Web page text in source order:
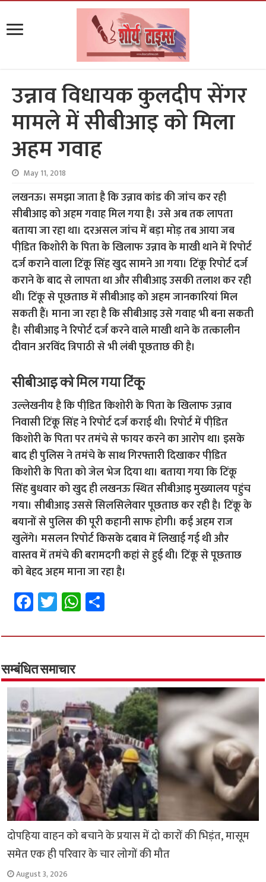
उन्नाव विधायक कुलदीप सेंगर
मामले में सीबीआइ को मिला
अहम गवाह
May 11, 2018
लखनऊ। समझा जाता है कि उन्नाव कांड की जांच कर रही
सीबीआइ को अहम गवाह मिल गया है। उसे अब तक लापता
बताया जा रहा था। दरअसल जांच में बड़ा मोड़ तब आया जब
पीडि़त किशोरी के पिता के खिलाफ उन्नाव के माखी थाने में रिपोर्ट
दर्ज कराने वाला टिंकू सिंह खुद सामने आ गया। टिंकू रिपोर्ट दर्ज
कराने के बाद से लापता था और सीबीआइ उसकी तलाश कर रही
थी। टिंकू से पूछताछ में सीबीआइ को अहम जानकारियां मिल
सकती हैं। माना जा रहा है कि सीबीआइ उसे गवाह भी बना सकती
है। सीबीआइ ने रिपोर्ट दर्ज करने वाले माखी थाने के तत्कालीन
दीवान अरविंद त्रिपाठी से भी लंबी पूछताछ की है।
सीबीआइ को मिल गया टिंकू
उल्लेखनीय है कि पीडि़त किशोरी के पिता के खिलाफ उन्नाव
निवासी टिंकू सिंह ने रिपोर्ट दर्ज कराई थी। रिपोर्ट में पीडि़त
किशोरी के पिता पर तमंचे से फायर करने का आरोप था। इसके
बाद ही पुलिस ने तमंचे के साथ गिरफ्तारी दिखाकर पीडि़त
किशोरी के पिता को जेल भेज दिया था। बताया गया कि टिंकू
सिंह बुधवार को खुद ही लखनऊ स्थित सीबीआइ मुख्यालय पहुंच
गया। सीबीआइ उससे सिलसिलेवार पूछताछ कर रही है। टिंकू के
बयानों से पुलिस की पूरी कहानी साफ होगी। कई अहम राज
खुलेंगे। मसलन रिपोर्ट किसके दबाव में लिखाई गई थी और
वास्तव में तमंचे की बरामदगी कहां से हुई थी। टिंकू से पूछताछ
को बेहद अहम माना जा रहा है।
Fa
ce
b
o
o
k
T
wi
tt
er
W
h
at
p
p
ar
सम्बंधित समाचार
दोपहिया वाहन को बचाने के प्रयास में दो कारों की भिड़ंत, मासूम
समेत एक ही परिवार के चार लोगों की मौत
August 3, 2026